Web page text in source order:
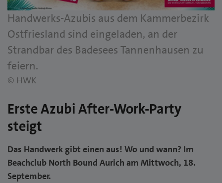
Handwerks-Azubis aus dem Kammerbezirk
Ostfriesland sind eingeladen, an der
Strandbar des Badesees Tannenhausen zu
feiern.
© HWK
Erste Azubi After-Work-Party
steigt
Das Handwerk gibt einen aus! Wo und wann? Im
Beachclub North Bound Aurich am Mittwoch, 18.
September.